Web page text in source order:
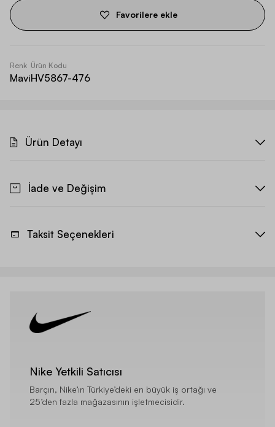
Favorilere ekle
Renk
Mavi
Ürün Kodu
HV5867-476
Ürün Detayı
İade ve Değişim
Taksit Seçenekleri
Nike Yetkili Satıcısı
Barçın, Nike’ın Türkiye’deki en büyük iş ortağı ve
25’den fazla mağazasının işletmecisidir.